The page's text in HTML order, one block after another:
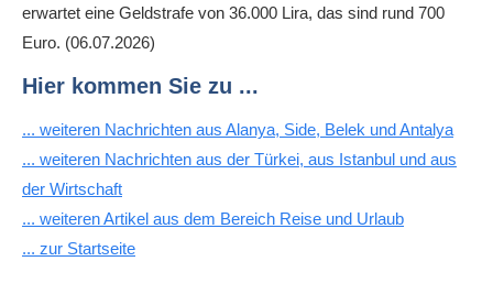
erwartet eine Geldstrafe von 36.000 Lira, das sind rund 700
Euro. (06.07.2026)
Hier kommen Sie zu ...
... weiteren Nachrichten aus Alanya, Side, Belek und Antalya
... weiteren Nachrichten aus der Türkei, aus Istanbul und aus
der Wirtschaft
... weiteren Artikel aus dem Bereich Reise und Urlaub
... zur Startseite